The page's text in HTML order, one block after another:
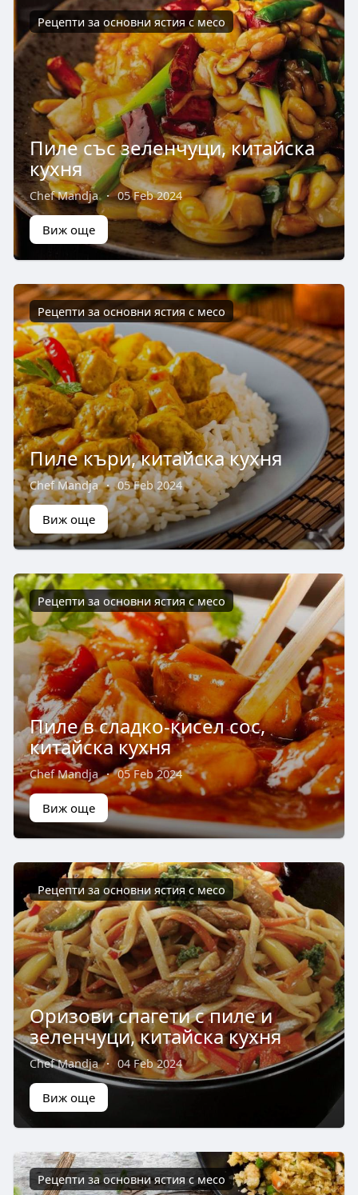
Рецепти за основни ястия с месо
Пиле със зеленчуци, китайска
кухня
Chef Mandja · 05 Feb 2024
Виж още
Рецепти за основни ястия с месо
Пиле къри, китайска кухня
Chef Mandja · 05 Feb 2024
Виж още
Рецепти за основни ястия с месо
Пиле в сладко-кисел сос,
китайска кухня
Chef Mandja · 05 Feb 2024
Виж още
Рецепти за основни ястия с месо
Оризови спагети с пиле и
зеленчуци, китайска кухня
Chef Mandja · 04 Feb 2024
Виж още
Рецепти за основни ястия с месо